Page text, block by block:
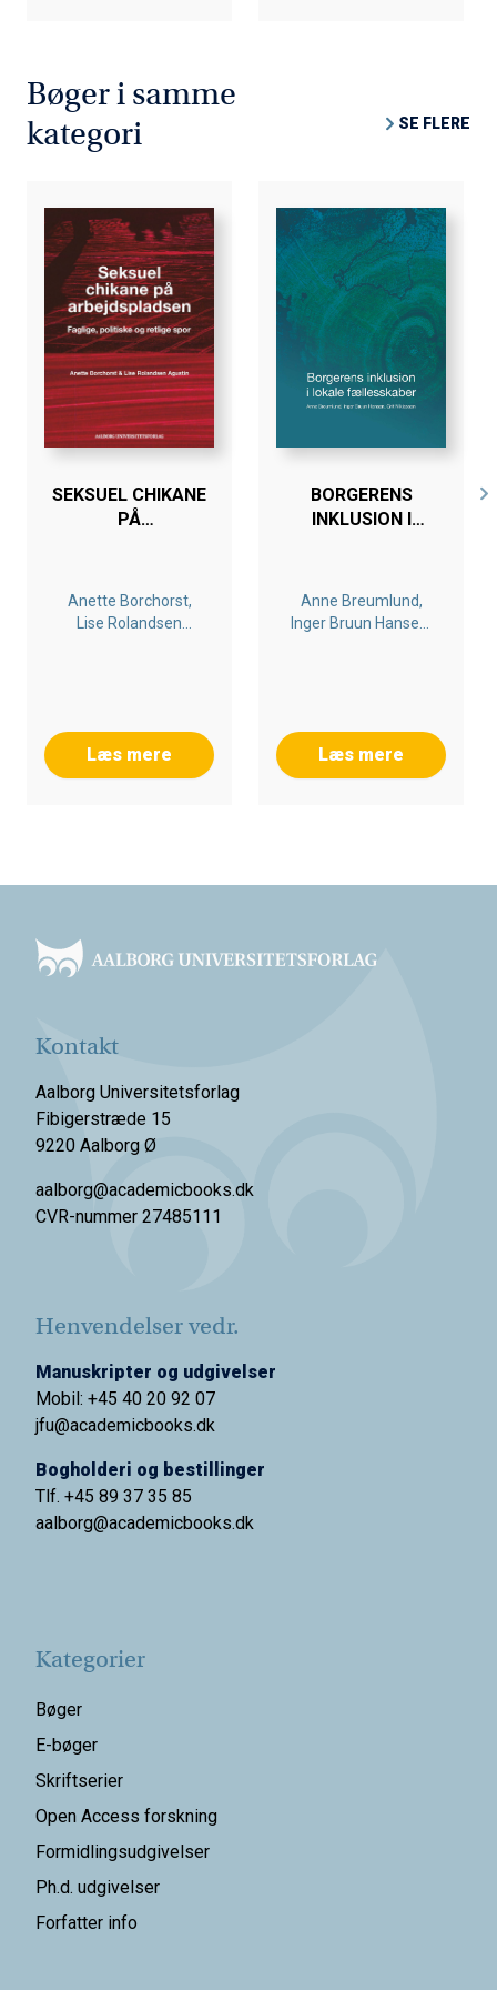
Bøger i samme
kategori
SE FLERE
SEKSUEL CHIKANE
PÅ
Anette Borchorst,
Lise Rolandsen
Læs mere
BORGERENS
INKLUSION I
Anne Breumlund,
Inger Bruun Hansen,
Læs mere
Kontakt
Aalborg Universitetsforlag
Fibigerstræde 15
9220 Aalborg Ø
aalborg@academicbooks.dk
CVR-nummer 27485111
Henvendelser vedr.
Manuskripter og udgivelser
Mobil: +45 40 20 92 07
jfu@academicbooks.dk
Bogholderi og bestillinger
Tlf. +45 89 37 35 85
aalborg@academicbooks.dk
Kategorier
Bøger
E-bøger
Skriftserier
Open Access forskning
Formidlingsudgivelser
Ph.d. udgivelser
Forfatter info